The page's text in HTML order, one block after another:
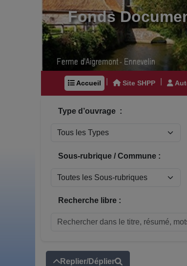
Fonds
Accueil Site SHPP
Type d’ouvrage :
Sous-rubrique / Commune :
Recherche libre :
Replier/Déplier